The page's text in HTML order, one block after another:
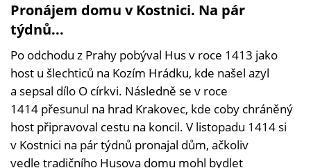
Pronájem domu v Kostnici. Na pár
týdnů...
Po odchodu z Prahy pobýval Hus v roce 1413 jako
host u šlechticů na Kozím Hrádku, kde našel azyl
a sepsal dílo O církvi. Následně se v roce
1414 přesunul na hrad Krakovec, kde coby chráněný
host připravoval cestu na koncil. V listopadu 1414 si
v Kostnici na pár týdnů pronajal dům, ačkoliv
vedle tradičního Husova domu mohl bydlet